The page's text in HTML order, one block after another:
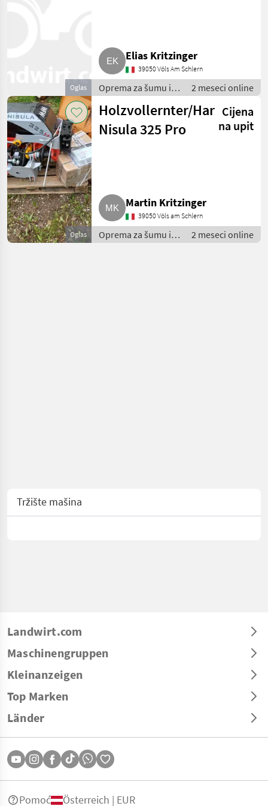
Oglas
Elias Kritzinger
39050 Völs Am Schlern
Oprema za šumu i
obradu drveta /
Makaze za drva/
grajferi
2 meseci online
Oglas
Holzvollernter/Harvester
Nisula 325 Pro
Cijena
na upit
Martin Kritzinger
39050 Völs am Schlern
Oprema za šumu i
obradu drveta /
2 meseci online
Tržište mašina
Landwirt.com
Maschinengruppen
Kleinanzeigen
Top Marken
Länder
Pomoć Österreich | EUR